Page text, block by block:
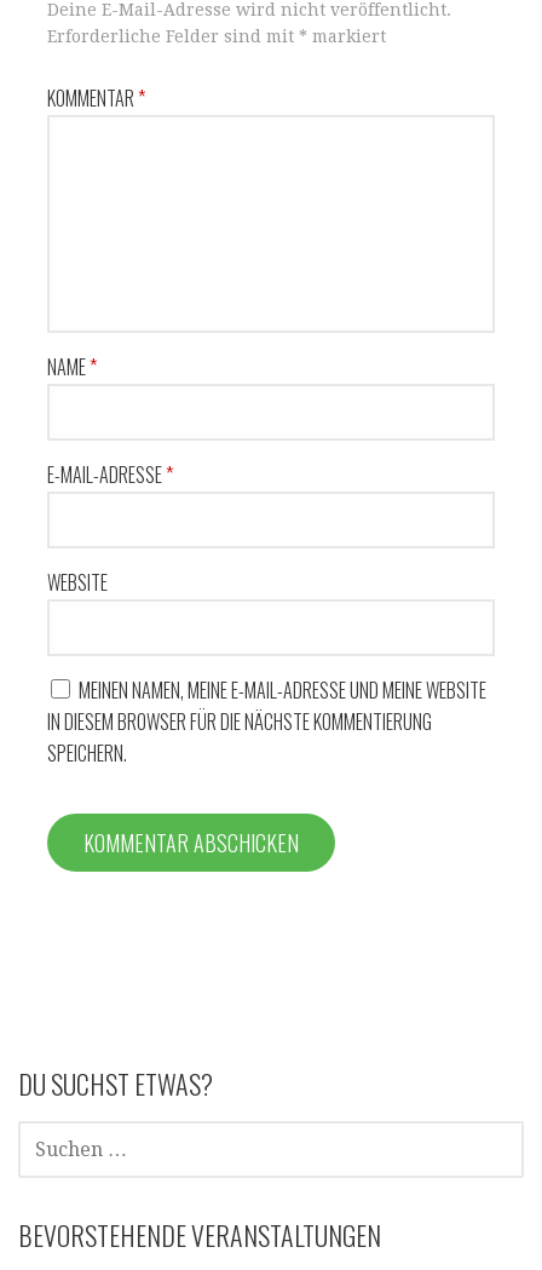
Deine E-Mail-Adresse wird nicht veröffentlicht.
Erforderliche Felder sind mit * markiert
KOMMENTAR*
NAME*
E-MAIL-ADRESSE*
WEBSITE
MEINEN NAMEN, MEINE E-MAIL-ADRESSE UND MEINE WEBSITE
IN DIESEM BROWSER FÜR DIE NÄCHSTE KOMMENTIERUNG
SPEICHERN.
DU SUCHST ETWAS?
SUCHE
NACH:
BEVORSTEHENDE VERANSTALTUNGEN